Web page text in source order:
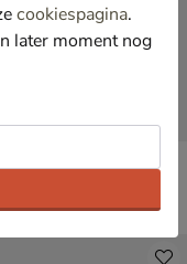
& loafers - blauw
cookiespagina.
later moment nog